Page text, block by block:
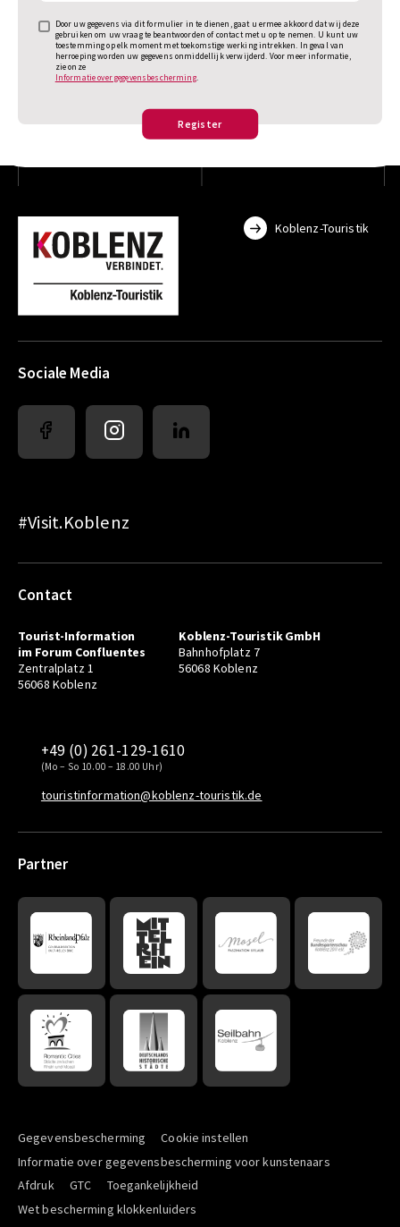
Door uw gegevens via dit formulier in te dienen, gaat u ermee akkoord dat wij deze
gebruiken om uw vraag te beantwoorden of contact met u op te nemen. U kunt uw
toestemming op elk moment met toekomstige werking intrekken. In geval van
herroeping worden uw gegevens onmiddellijk verwijderd. Voor meer informatie,
zie onze
Informatie over gegevensbescherming.
Register
Koblenz-Touristik
Sociale Media
#Visit.Koblenz
Contact
Tourist-Information
im Forum Confluentes
Zentralplatz 1
56068 Koblenz
Koblenz-Touristik GmbH
Bahnhofplatz 7
56068 Koblenz
+49 (0) 261-129-1610
(Mo – So 10.00 – 18.00 Uhr)
touristinformation@koblenz-touristik.de
Partner
Gegevensbescherming
Cookie instellen
Informatie over gegevensbescherming voor kunstenaars
Afdruk
GTC
Toegankelijkheid
Wet bescherming klokkenluiders